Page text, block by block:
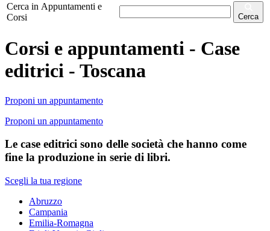
Cerca in Appuntamenti e
Corsi
Cerca
Corsi e appuntamenti - Case
editrici - Toscana
Proponi un appuntamento
Proponi un appuntamento
Le case editrici sono delle società che hanno come
fine la produzione in serie di libri.
Scegli la tua regione
Abruzzo
Campania
Emilia-Romagna